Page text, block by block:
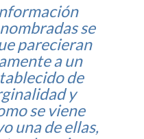
se
parecieran
a un
de
y
se viene
una de ellas,